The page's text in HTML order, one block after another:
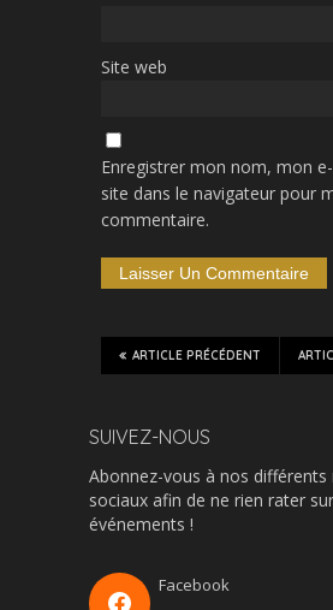
Site web
Enregistrer mon nom, mon
site dans le navigateur pour
commentaire.
ARTICLE PRÉCÉDENT
SUIVEZ-NOUS
Abonnez-vous à nos différents
sociaux afin de ne rien rater
événements !
Facebook